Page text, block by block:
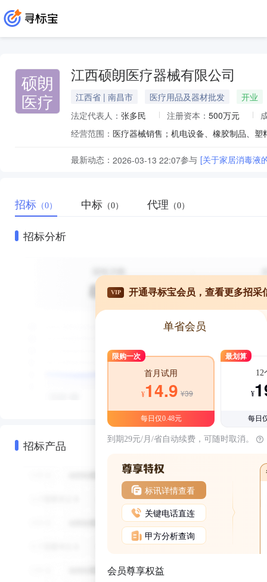
硕朗
医疗
江西硕朗医疗器械有限公司
江西省 | 南昌市 医疗用品及器材批发
开业
法定代表人： 张多民 注册资本： 500万元
经营范围：
最新动态： 2026-03-13 22:07参与 [关于家居消毒液
招标 （0） 中标 （0） 代理 （0）
招标分析
招标产品
VIP 开通寻标宝会员，查看更多招采
单省会员
限购一次
首月试用
¥14.9 ¥39
每日仅0.48元
最划算
12
¥
每日
到期29元/月/省自动续费，可随时取消。
标讯详情查看
关键电话直连
甲方分析查询
会员尊享权益